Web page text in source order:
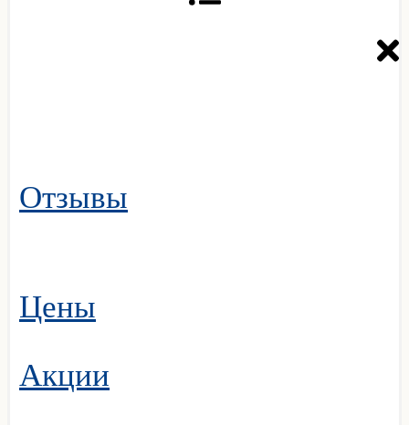
Отзывы
Цены
Акции